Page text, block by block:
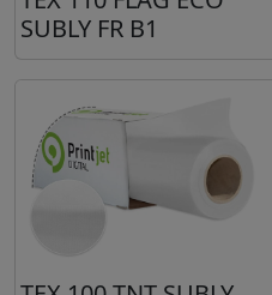
SUBLY FR B1